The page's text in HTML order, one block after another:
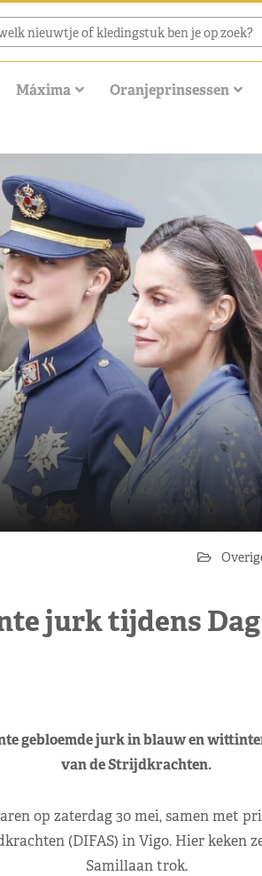
Máxima Oranjeprinsessen
jurk tijdens
gebloemde jurk in blauw en
van de Strijdkrachten.
op zaterdag 30 mei, samen met
(DIFAS) in Vigo. Hier keken
Samillaan trok.